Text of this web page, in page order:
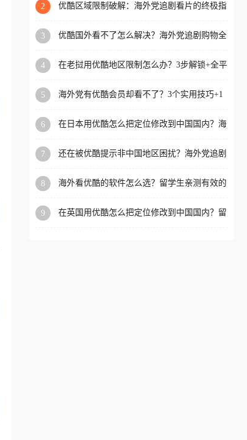
权限制所困扰。
版权限制」的问题，无论人
国、加拿大、澳大利亚、欧
学、定居等，都可以使用，
扰。
2
优酷区域限制破解：海外党追剧看片的终极指
3
优酷国外看不了怎么解决？海外党追剧购物全
4
在老挝用优酷地区限制怎么办？3步解锁+全平
5
海外党有优酷会员却看不了？3个实用技巧+1
6
在日本用优酷怎么把定位修改到中国国内？海
7
还在被优酷提示非中国地区困扰？海外党追剧
8
海外看优酷的软件怎么选？留学生亲测有效的
9
在英国用优酷怎么把定位修改到中国国内？留